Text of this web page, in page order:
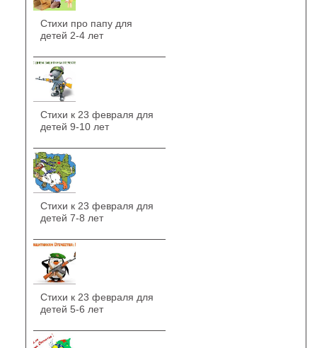
Стихи про папу для
детей 2-4 лет
Стихи к 23 февраля для
детей 9-10 лет
Стихи к 23 февраля для
детей 7-8 лет
Стихи к 23 февраля для
детей 5-6 лет